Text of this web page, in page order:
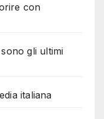
con
gli ultimi
italiana